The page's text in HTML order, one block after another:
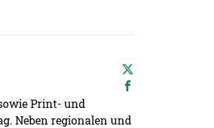
Print- und
Neben regionalen und